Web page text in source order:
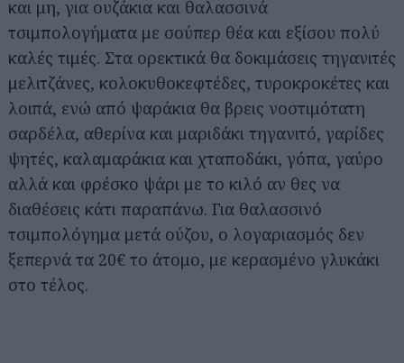
και μη, για ουζάκια και θαλασσινά
τσιμπολογήματα με σούπερ θέα και εξίσου πολύ
καλές τιμές. Στα ορεκτικά θα δοκιμάσεις τηγανιτές
μελιτζάνες, κολοκυθοκεφτέδες, τυροκροκέτες και
λοιπά, ενώ από ψαράκια θα βρεις νοστιμότατη
σαρδέλα, αθερίνα και μαριδάκι τηγανιτό, γαρίδες
ψητές, καλαμαράκια και χταποδάκι, γόπα, γαύρο
αλλά και φρέσκο ψάρι με το κιλό αν θες να
διαθέσεις κάτι παραπάνω. Για θαλασσινό
τσιμπολόγημα μετά ούζου, ο λογαριασμός δεν
ξεπερνά τα 20€ το άτομο, με κερασμένο γλυκάκι
στο τέλος.